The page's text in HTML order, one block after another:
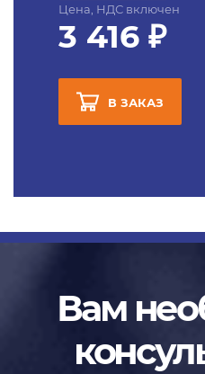
Цена, НДС включен
3 416 ₽
В ЗАКАЗ
Вам